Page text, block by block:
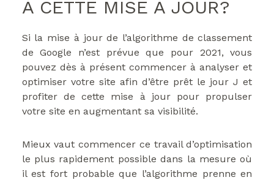
À CETTE MISE À JOUR?
Si la mise à jour de l’algorithme de classement
de Google n’est prévue que pour 2021, vous
pouvez dès à présent commencer à analyser et
optimiser votre site afin d’être prêt le jour J et
profiter de cette mise à jour pour propulser
votre site en augmentant sa visibilité.
Mieux vaut commencer ce travail d’optimisation
le plus rapidement possible dans la mesure où
il est fort probable que l’algorithme prenne en